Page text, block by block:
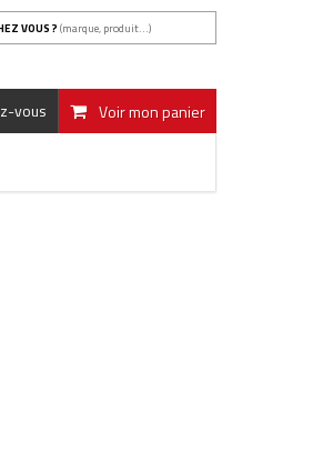
VOUS ? (marque, produit...)
Voir mon panier
vous